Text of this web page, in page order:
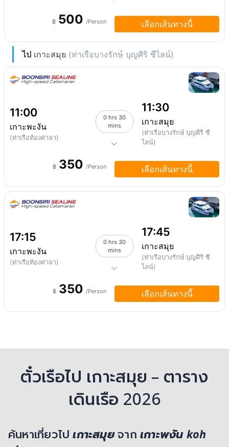
฿ 500 /Person เลือกเส้นทางนี้
ไป เกาะสมุย (ท่าเรือบางรักษ์ บุญศิริ ซีไลน์)
11:00
เกาะพะงัน
(ท่าเรือท้องศาลา)
0 hrs 30
mins
11:30
เกาะสมุย
(ท่าเรือบางรักษ์ บุญศิริ ซี
ไลน์)
฿ 350 /Person เลือกเส้นทางนี้
17:15
เกาะพะงัน
(ท่าเรือท้องศาลา)
0 hrs 30
mins
17:45
เกาะสมุย
(ท่าเรือบางรักษ์ บุญศิริ ซี
ไลน์)
฿ 350 /Person เลือกเส้นทางนี้
ตั๋วเรือไป เกาะสมุย – ตาราง
เดินเรือ 2026
ค้นหาเที่ยวไปเกาะสมุยจากเกาะพงัน koh